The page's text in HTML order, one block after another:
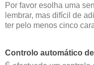
Por favor esolha uma
lembrar, mas difícil de
ter pelo menos cinco
Controlo automático